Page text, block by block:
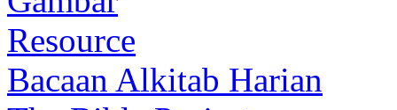
Resource
Bacaan Alkitab Harian